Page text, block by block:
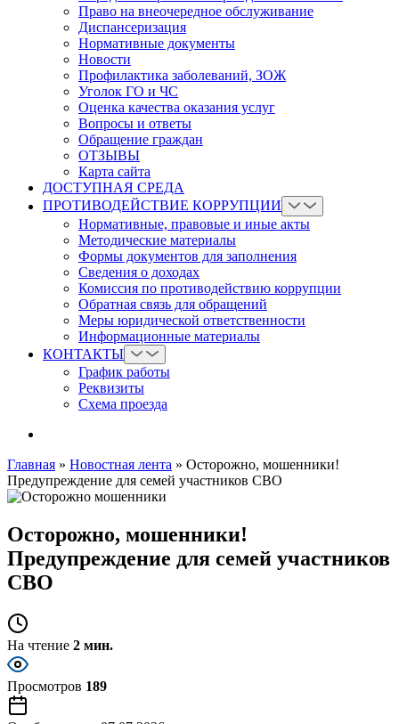
Право на внеочередное обслуживание
Диспансеризация
Нормативные документы
Новости
Профилактика заболеваний, ЗОЖ
Уголок ГО и ЧС
Оценка качества оказания услуг
Вопросы и ответы
Обращение граждан
ОТЗЫВЫ
Карта сайта
ДОСТУПНАЯ СРЕДА
ПРОТИВОДЕЙСТВИЕ КОРРУПЦИИ
Нормативные, правовые и иные акты
Методические материалы
Формы документов для заполнения
Сведения о доходах
Комиссия по противодействию коррупции
Обратная связь для обращений
Меры юридической ответственности
Информационные материалы
КОНТАКТЫ
График работы
Реквизиты
Схема проезда
Главная » Новостная лента » Осторожно, мошенники!
Предупреждение для семей участников СВО
Осторожно, мошенники!
Предупреждение для семей участников
СВО
На чтение 2 мин.
Просмотров 189